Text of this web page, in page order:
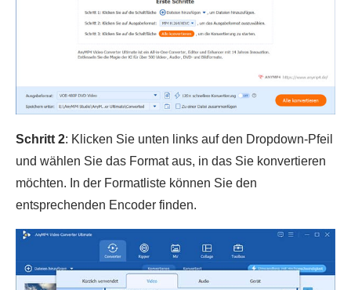
Schritt 2: Klicken Sie unten links auf den Dropdown-Pfeil
und wählen Sie das Format aus, in das Sie konvertieren
möchten. In der Formatliste können Sie den
entsprechenden Encoder finden.